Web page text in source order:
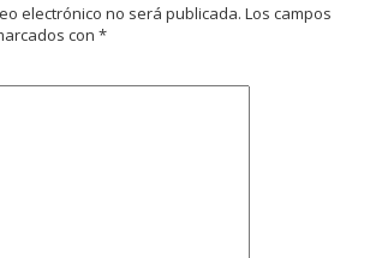
electrónico no será publicada. Los campos
con *